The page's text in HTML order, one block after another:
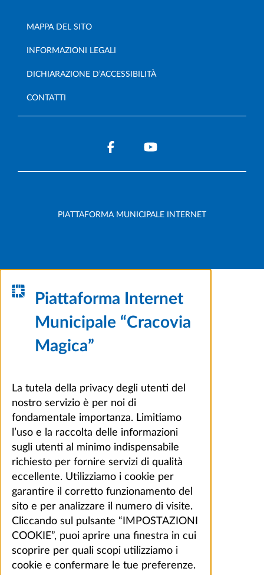
MAPPA DEL SITO
INFORMAZIONI LEGALI
DICHIARAZIONE D’ACCESSIBILITÀ
CONTATTI
PIATTAFORMA MUNICIPALE INTERNET
Piattaforma Internet
Municipale “Cracovia
Magica”
La tutela della privacy degli utenti del
nostro servizio è per noi di
fondamentale importanza. Limitiamo
l’uso e la raccolta delle informazioni
sugli utenti al minimo indispensabile
richiesto per fornire servizi di qualità
eccellente. Utilizziamo i cookie per
garantire il corretto funzionamento del
sito e per analizzare il numero di visite.
Cliccando sul pulsante “IMPOSTAZIONI
COOKIE”, puoi aprire una finestra in cui
scoprire per quali scopi utilizziamo i
cookie e confermare le tue preferenze.